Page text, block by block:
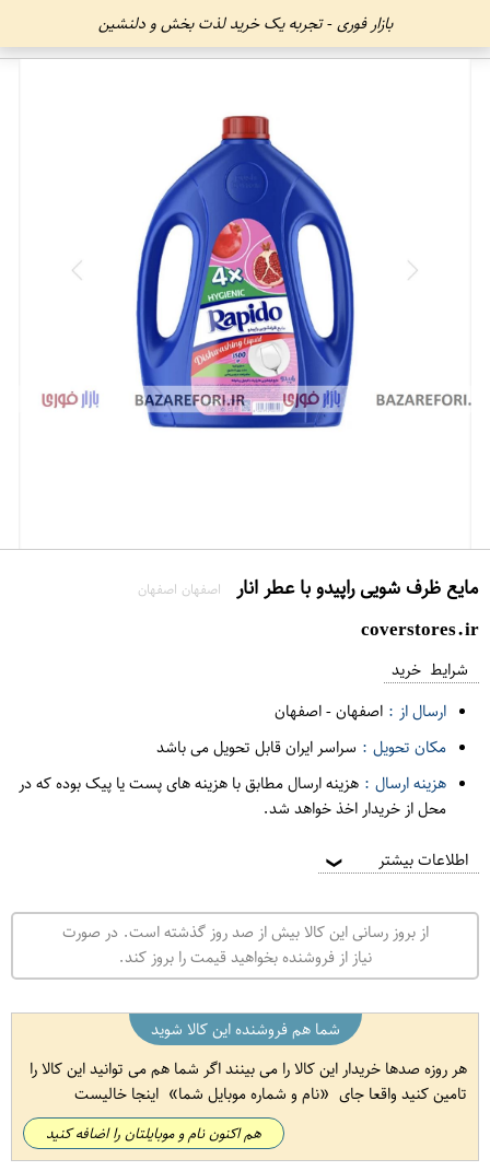
بازار فوری - تجربه یک خرید لذت بخش و دلنشین
مایع ظرف شویی راپیدو با عطر انار اصفهان اصفهان
coverstores.ir
شرایط خرید
ارسال از : اصفهان-اصفهان
مکان تحویل : سراسر ایران قابل تحویل می باشد
هزینه ارسال : هزینه ارسال مطابق با هزینه های پست یا پیک بوده که در
محل از خریدار اخذ خواهد شد.
اطلاعات بیشتر ❯
از بروز رسانی این کالا بیش از صد روز گذشته است. در صورت
نیاز از فروشنده بخواهید قیمت را بروز کند.
شما هم فروشنده این کالا شوید
هر روزه صدها خریدار این کالا را می بینند اگر شما هم می توانید این کالا را
تامین کنید واقعا جای
نام و شماره موبایل شما اینجا خالیست
هم اکنون نام و موبایلتان را اضافه کنید